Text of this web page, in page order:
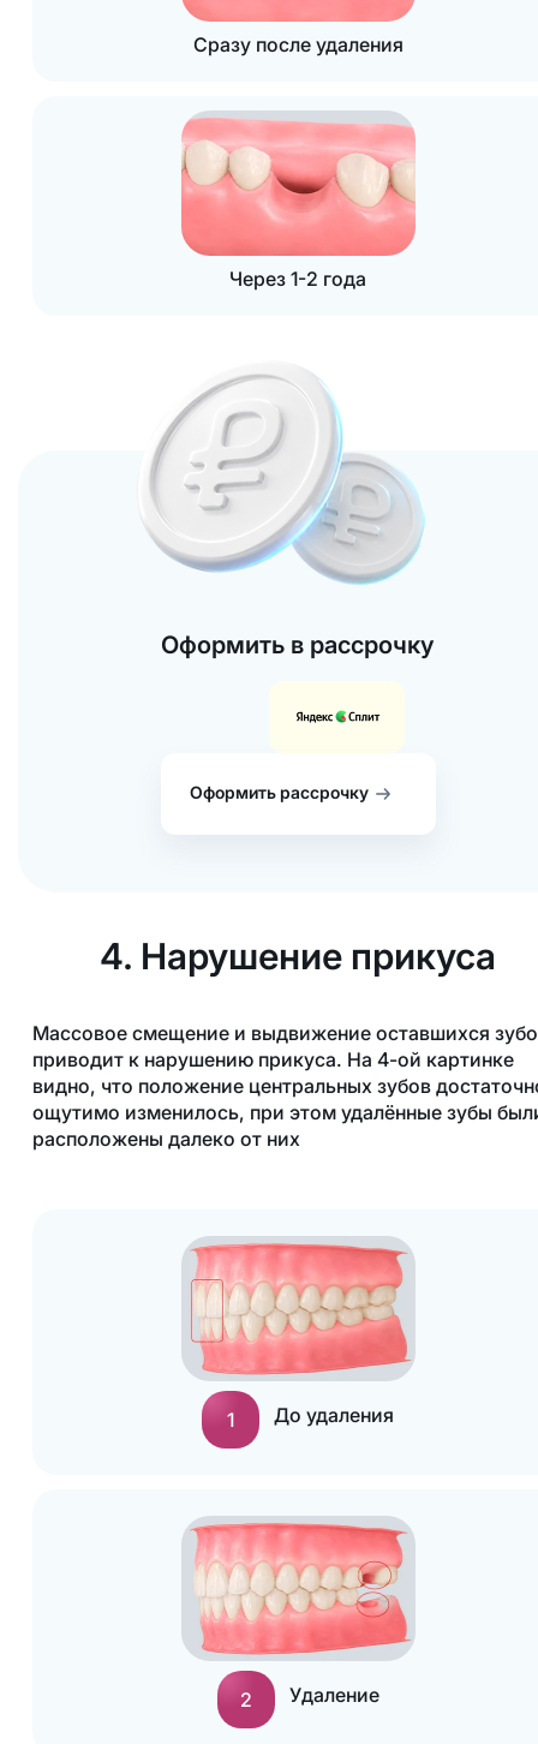
Сразу после удаления
Через 1-2 года
Оформить в рассрочку
Оформить рассрочку
4. Нарушение прикуса
Массовое смещение и выдвижение оставшихся
приводит к нарушению прикуса. На 4-ой картинке
видно, что положение центральных зубов
ощутимо изменилось, при этом удалённые зубы
расположены далеко от них
1 До удаления
2 Удаление